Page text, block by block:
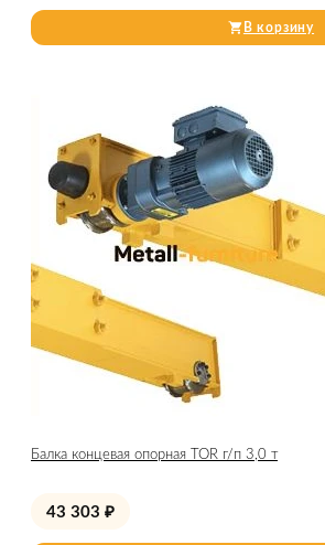
В корзину
Балка концевая опорная TOR г/п 3,0 т
43 303 ₽